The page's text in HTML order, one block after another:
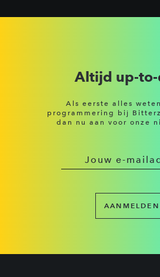
Altijd up-
Als eerste alles
programmering bij
dan nu aan voor onze
AANMELDEN